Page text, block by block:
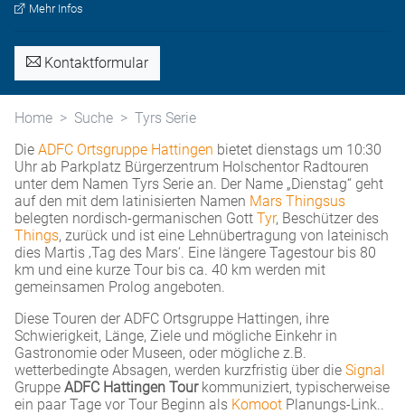
Mehr Infos
Kontaktformular
Home Suche
Tyrs Serie
Die ADFC Ortsgruppe Hattingen bietet dienstags um 10:30
Uhr ab Parkplatz Bürgerzentrum Holschentor Radtouren
unter dem Namen Tyrs Serie an. Der Name „Dienstag“ geht
auf den mit dem latinisierten Namen Mars Thingsus
belegten nordisch-germanischen Gott Tyr, Beschützer des
Things, zurück und ist eine Lehnübertragung von lateinisch
dies Martis ‚Tag des Mars‘. Eine längere Tagestour bis 80
km und eine kurze Tour bis ca. 40 km werden mit
gemeinsamen Prolog angeboten.
Diese Touren der ADFC Ortsgruppe Hattingen, ihre
Schwierigkeit, Länge, Ziele und mögliche Einkehr in
Gastronomie oder Museen, oder mögliche z.B.
wetterbedingte Absagen, werden kurzfristig über die Signal
Gruppe ADFC Hattingen Tourkommuniziert, typischerweise
ein paar Tage vor Tour Beginn als Komoot Planungs-Link..